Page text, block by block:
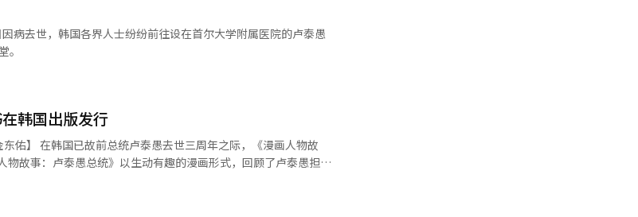
，享年89岁。当时
定为其举行为期五天的国葬，但不将其遗体葬入国家公墓。 演讲
年到1993年卢泰愚担任第13届韩国总统期间的多篇重要演讲，
时代卢泰愚中心”成立暨
者 李剑】
。
韩国出版发行
20个章节组成。从《6·29宣言》的发表宣布第六共和国的开